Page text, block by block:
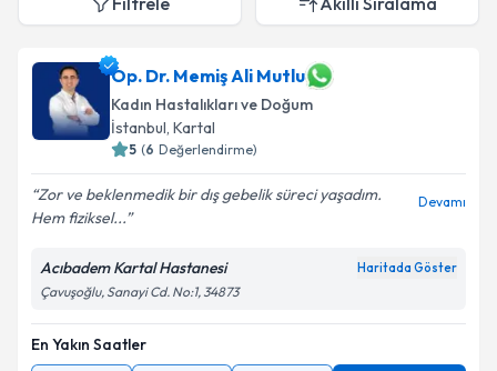
Op. Dr. Memiş Ali Mutlu
Kadın Hastalıkları ve Doğum
İstanbul, Kartal
5 (6 Değerlendirme)
Zor ve beklenmedik bir dış gebelik süreci yaşadım.
Hem fiziksel...
Devamı
Acıbadem Kartal Hastanesi Haritada Göster
Çavuşoğlu, Sanayi Cd. No:1, 34873
En Yakın Saatler